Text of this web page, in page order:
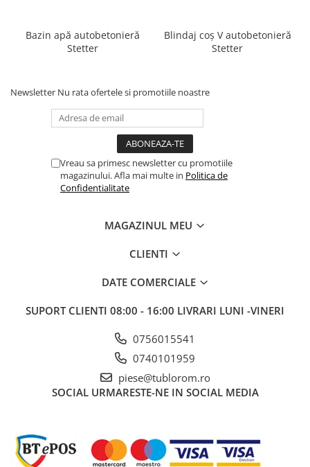
Bazin apă autobetonieră
Stetter
Blindaj coș V autobetonieră
Stetter
Newsletter Nu rata ofertele si promotiile noastre
Vreau sa primesc newsletter cu promotiile
magazinului. Afla mai multe in Politica de
Confidentialitate
MAGAZINUL MEU
CLIENTI
DATE COMERCIALE
SUPORT CLIENTI 08:00 - 16:00 LIVRARI LUNI -VINERI
0756015541
0740101959
piese@tublorom.ro
SOCIAL URMARESTE-NE IN SOCIAL MEDIA